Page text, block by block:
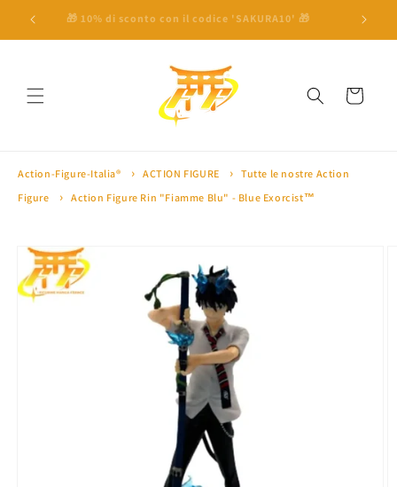
direttamente
100€ ⛩ 🎁 10% di sconto con il codice 'SAKURA10' 🎁 🏅
Carrello
Action-Figure-Italia® ACTION FIGURE
Tutte le nostre Action
Figure
Action Figure Rin "Fiamme Blu" - Blue Exorcist™
Passa alle
informazioni
sul prodotto